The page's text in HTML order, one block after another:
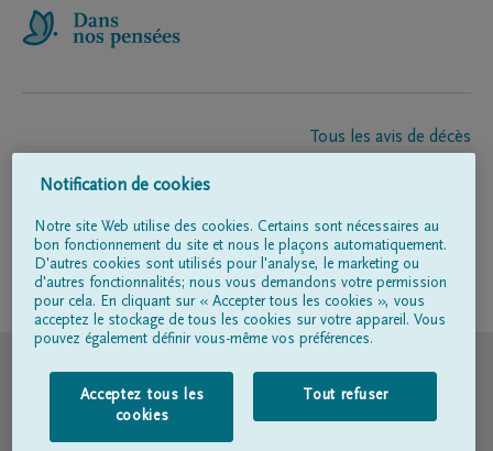
Tous les avis de décès
Entrepreneur de pompes funèbres
Suivez-nous sur
Conditions d'utilisation
Notification de cookies
Notre site Web utilise des cookies. Certains sont nécessaires au
bon fonctionnement du site et nous le plaçons automatiquement.
D'autres cookies sont utilisés pour l'analyse, le marketing ou
d'autres fonctionnalités; nous vous demandons votre permission
pour cela. En cliquant sur « Accepter tous les cookies », vous
acceptez le stockage de tous les cookies sur votre appareil. Vous
pouvez également définir vous-même vos préférences.
Acceptez tous les
cookies
Tout refuser